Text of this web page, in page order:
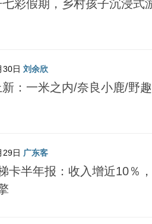
彩假期，乡村孩子沉浸式
30日 刘余欣
：一米之内/奈良小鹿/野
29日 广东客
卡半年报：收入增近10％